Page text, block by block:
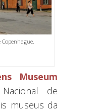
Museum
de
museus da